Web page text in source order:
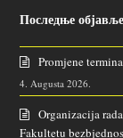
Последње
Promjene
4. Augusta 2026.
Organizacija
Fakultetu